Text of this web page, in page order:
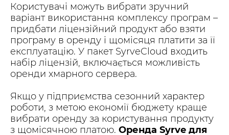
Користувачі можуть вибрати зручний
варіант використання комплексу програм –
придбати ліцензійний продукт або взяти
програму в оренду і щомісяця платити за її
експлуатацію. У пакет SyrveCloud входить
набір ліцензій, включається можливість
оренди хмарного сервера.
Якщо у підприємства сезонний характер
роботи, з метою економії бюджету краще
вибрати оренду за користування продукту
з щомісячною платою. Оренда Syrve для